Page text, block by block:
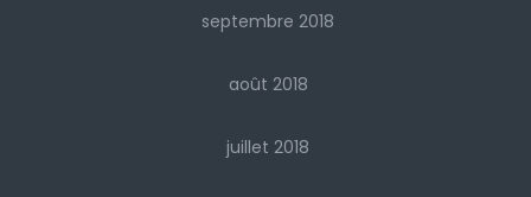
septembre 2018
août 2018
juillet 2018